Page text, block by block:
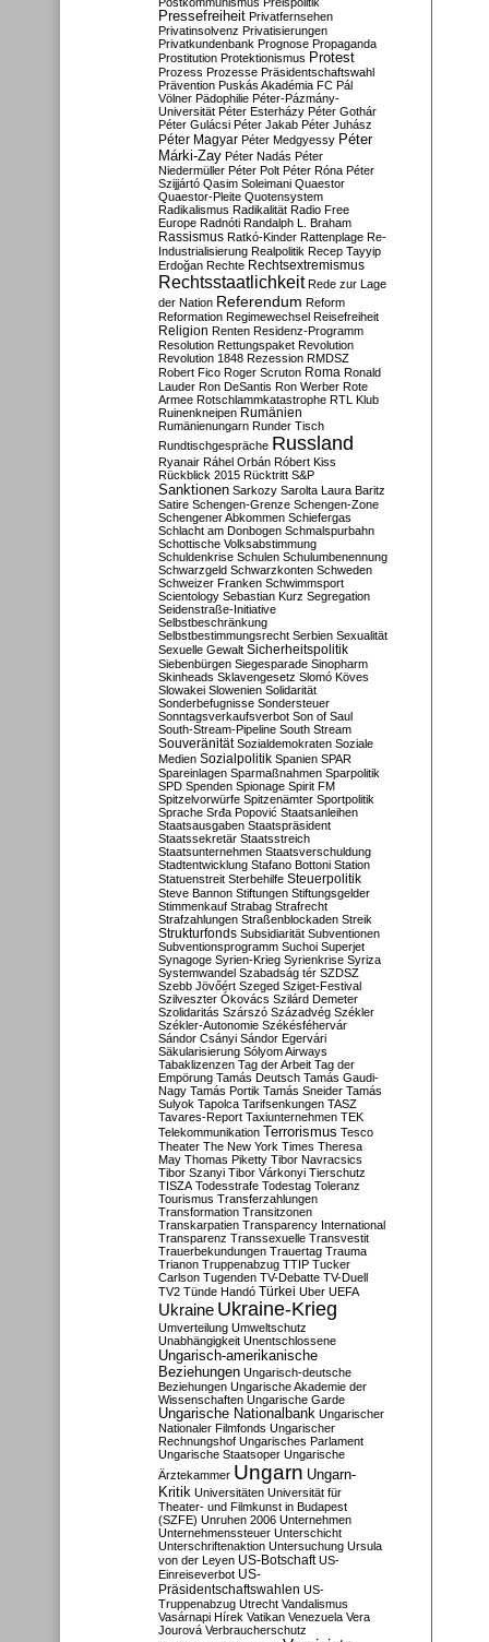
Pressefreiheit Privatfernsehen
Privatinsolvenz Privatisierungen
Privatkundenbank Prognose Propaganda
Prostitution Protektionismus Protest
Prozess Prozesse Präsidentschaftswahl
Prävention Puskás Akadémia FC Pál
Völner Pädophilie Péter-Pázmány-
Universität Péter Esterházy Péter Gothár
Péter Gulácsi Péter Jakab Péter Juhász
Péter Magyar Péter Medgyessy Péter
Márki-Zay Péter Nadás Péter
Niedermüller Péter Polt Péter Róna Péter
Szijjártó Qasim Soleimani Quaestor
Quaestor-Pleite Quotensystem
Radikalismus Radikalität Radio Free
Europe Radnóti Randalph L. Braham
Rassismus Ratkó-Kinder Rattenplage Re-
Industrialisierung Realpolitik Recep Tayyip
Erdoğan Rechte Rechtsextremismus
Rechtsstaatlichkeit Rede zur Lage
der Nation Referendum Reform
Reformation Regimewechsel Reisefreiheit
Religion Renten Residenz-Programm
Resolution Rettungspaket Revolution
Revolution 1848 Rezession RMDSZ
Robert Fico Roger Scruton Roma Ronald
Lauder Ron DeSantis Ron Werber Rote
Armee Rotschlammkatastrophe RTL Klub
Ruinenkneipen Rumänien
Rumänienungarn Runder Tisch
Rundtischgespräche Russland
Ryanair Ráhel Orbán Róbert Kiss
Rückblick 2015 Rücktritt S&P
Sanktionen Sarkozy Sarolta Laura Baritz
Satire Schengen-Grenze Schengen-Zone
Schengener Abkommen Schiefergas
Schlacht am Donbogen Schmalspurbahn
Schottische Volksabstimmung
Schuldenkrise Schulen Schulumbenennung
Schwarzgeld Schwarzkonten Schweden
Schweizer Franken Schwimmsport
Scientology Sebastian Kurz Segregation
Seidenstraße-Initiative
Selbstbeschränkung
Selbstbestimmungsrecht Serbien Sexualität
Sexuelle Gewalt Sicherheitspolitik
Siebenbürgen Siegesparade Sinopharm
Skinheads Sklavengesetz Slomó Köves
Slowakei Slowenien Solidarität
Sonderbefugnisse Sondersteuer
Sonntagsverkaufsverbot Son of Saul
South-Stream-Pipeline South Stream
Souveränität Sozialdemokraten Soziale
Medien Sozialpolitik Spanien SPAR
Spareinlagen Sparmaßnahmen Sparpolitik
SPD Spenden Spionage Spirit FM
Spitzelvorwürfe Spitzenämter Sportpolitik
Sprache Srđa Popović Staatsanleihen
Staatsausgaben Staatspräsident
Staatssekretär Staatsstreich
Staatsunternehmen Staatsverschuldung
Stadtentwicklung Stafano Bottoni Station
Statuenstreit Sterbehilfe Steuerpolitik
Steve Bannon Stiftungen Stiftungsgelder
Stimmenkauf Strabag Strafrecht
Strafzahlungen Straßenblockaden Streik
Strukturfonds Subsidiarität Subventionen
Subventionsprogramm Suchoi Superjet
Synagoge Syrien-Krieg Syrienkrise Syriza
Systemwandel Szabadság tér SZDSZ
Szebb Jövőért Szeged Sziget-Festival
Szilveszter Ókovács Szilárd Demeter
Szolidaritás Szárszó Századvég Székler
Székler-Autonomie Székésféhervár
Sándor Csányi Sándor Egervári
Säkularisierung Sólyom Airways
Tabaklizenzen Tag der Arbeit Tag der
Empörung Tamás Deutsch Tamás Gaudi-
Nagy Tamás Portik Tamás Sneider Tamás
Sulyok Tapolca Tarifsenkungen TASZ
Tavares-Report Taxiunternehmen TEK
Telekommunikation Terrorismus Tesco
Theater The New York Times Theresa
May Thomas Piketty Tibor Navracsics
Tibor Szanyi Tibor Várkonyi Tierschutz
TISZA Todesstrafe Todestag Toleranz
Tourismus Transferzahlungen
Transformation Transitzonen
Transkarpatien Transparency International
Transparenz Transsexuelle Transvestit
Trauerbekundungen Trauertag Trauma
Trianon Truppenabzug TTIP Tucker
Carlson Tugenden TV-Debatte TV-Duell
TV2 Tünde Handó Türkei Uber UEFA
Ukraine Ukraine-Krieg
Umverteilung Umweltschutz
Unabhängigkeit Unentschlossene
Ungarisch-amerikanische
Beziehungen Ungarisch-deutsche
Beziehungen Ungarische Akademie der
Wissenschaften Ungarische Garde
Ungarische Nationalbank Ungarischer
Nationaler Filmfonds Ungarischer
Rechnungshof Ungarisches Parlament
Ungarische Staatsoper Ungarische
Ärztekammer Ungarn Ungarn-
Kritik Universitäten Universität für
Theater- und Filmkunst in Budapest
(SZFE) Unruhen 2006 Unternehmen
Unternehmenssteuer Unterschicht
Unterschriftenaktion Untersuchung Ursula
von der Leyen US-Botschaft US-
Einreiseverbot US-
Präsidentschaftswahlen US-
Truppenabzug Utrecht Vandalismus
Vasárnapi Hírek Vatikan Venezuela Vera
Jourová Verbraucherschutz